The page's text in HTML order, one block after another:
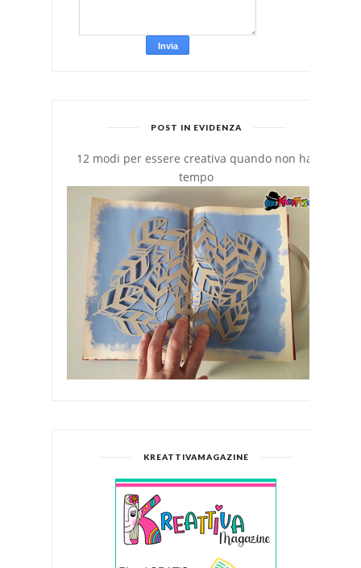
POST IN EVIDENZA
12 modi per essere creativa quando non hai
tempo
KREATTIVAMAGAZINE